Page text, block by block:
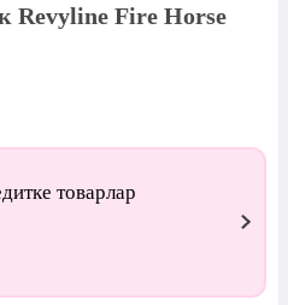
Revyline Fire Horse
товарлар